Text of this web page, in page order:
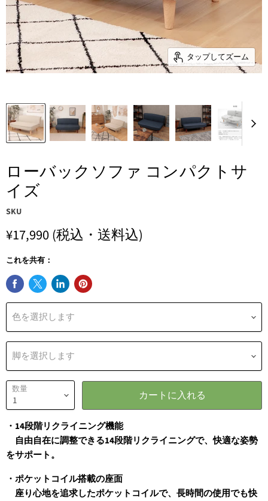
タップしてズーム
ローバックソファ コンパクトサ
イズ
SKU
¥17,990(税込・送料込)
これを共有：
色を選択します
脚を選択します
数量 カートに入れる
・14段階リクライニング機能
自由自在に調整できる14段階リクライニングで、快適な姿勢
をサポート。
・ポケットコイル搭載の座面
座り心地を追求したポケットコイルで、長時間の使用でも快